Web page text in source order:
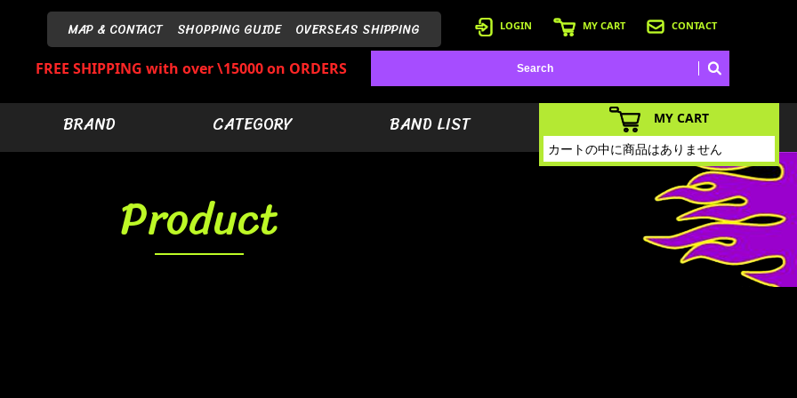
MAP & CONTACT SHOPPING GUIDE OVERSEAS SHIPPING LOGIN MY CART CONTACT
FREE SHIPPING with over \15000 on ORDERS
BRAND CATEGORY BAND LIST
Product
MY CART
カートの中に商品はありません